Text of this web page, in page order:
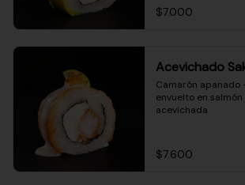
$7.000
Acevichado
Camarón apanado
envuelto en
acevichada
$7.600